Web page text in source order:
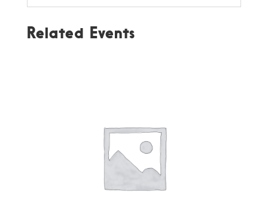
Related Events